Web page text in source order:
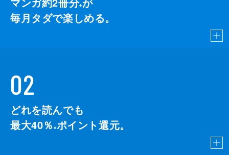
※
毎月タダで楽しめる。
02
どれを読んでも
最大40％ ※ポイント還元。